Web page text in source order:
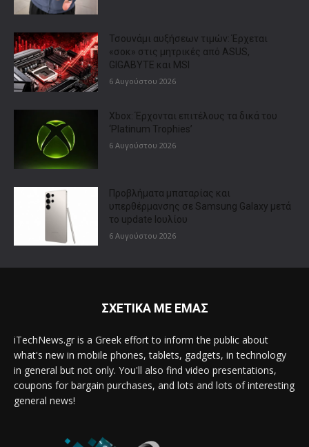
Τσουνάμι αυξήσεων τιμών: Έρχεται
«σοκ» στις μητρικές από ASUS,
GIGABYTE και MSI
6 Αυγούστου 2026
Xbox: Έρχονται επιτέλους τα δικά του
‘Platinum Trophies’
6 Αυγούστου 2026
Προβλήματα μπαταρίας και
υπερθέρμανσης σε Samsung Galaxy μετά
το update Ιουλίου
6 Αυγούστου 2026
ΣΧΕΤΙΚΑ ΜΕ ΕΜΑΣ
iTechNews.gr is a Greek effort to inform the public about
what's new in mobile phones, tablets, gadgets, in technology
in general but not only. You'll also find video presentations,
coupons for bargain purchases, and lots and lots of interesting
general news!